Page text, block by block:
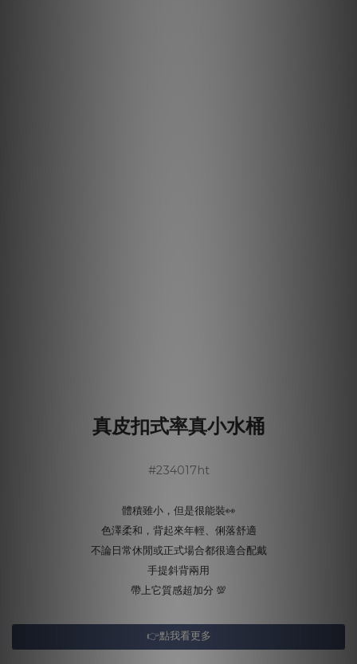
真皮扣式率真小水桶
#234017ht
體積雖小，但是很能裝👀
色澤柔和，背起來年輕、俐落舒適
不論日常休閒或正式場合都很適合配戴
手提斜背兩用
帶上它質感超加分 💯
👉點我看更多